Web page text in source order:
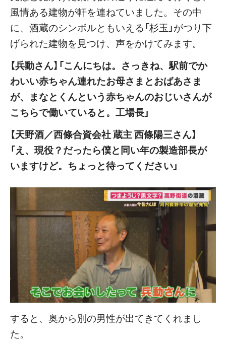
風情ある建物が軒を連ねていました。その中
に、酒蔵のシンボルともいえる「杉玉」がつり下
げられた建物を見つけ、声をかけてみます。
【兵動さん】「こんにちは。さっきね、駅前でか
わいい赤ちゃん連れたお母さまとおばあさま
が、まなとくんという赤ちゃんのおじいさんが
こちらで働いていると。工場長」
【天野酒／西條合資会社 蔵主 西條陽三さん】
「え、現役？だったら僕と同い年の製造部長が
いますけど。ちょっと待ってください」
すると、奥から別の男性が出てきてくれまし
た。